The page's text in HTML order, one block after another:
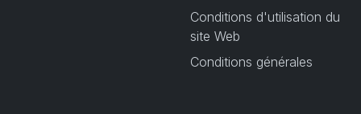
Conditions d'utilisation du
site Web
Conditions générales